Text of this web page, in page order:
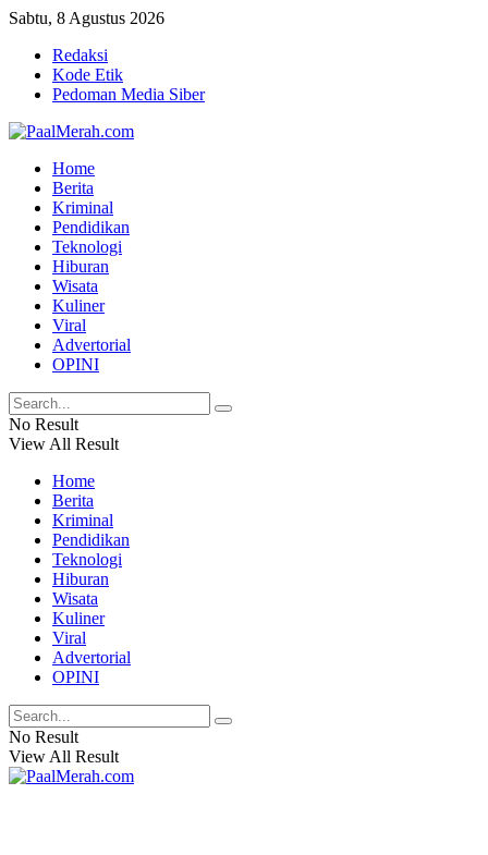
Sabtu, 8 Agustus 2026
Redaksi
Kode Etik
Pedoman Media Siber
Home
Berita
Kriminal
Pendidikan
Teknologi
Hiburan
Wisata
Kuliner
Viral
Advertorial
OPINI
No Result
View All Result
Home
Berita
Kriminal
Pendidikan
Teknologi
Hiburan
Wisata
Kuliner
Viral
Advertorial
OPINI
No Result
View All Result